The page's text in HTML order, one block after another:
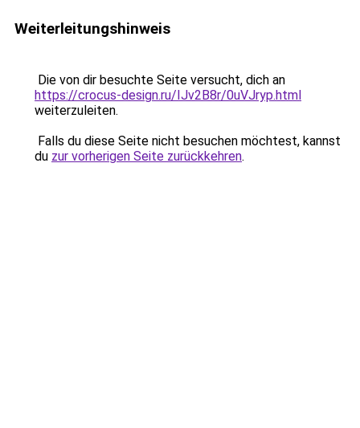
Weiterleitungshinweis
Die von dir besuchte Seite versucht, dich an
https://crocus-design.ru/IJv2B8r/0uVJryp.html
weiterzuleiten.
Falls du diese Seite nicht besuchen möchtest, kannst
du zur vorherigen Seite zurückkehren.